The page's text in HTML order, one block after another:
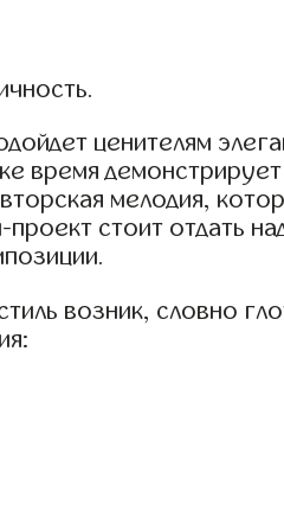
ценителям
время
мелодия,
стоит отдать
возник, словно